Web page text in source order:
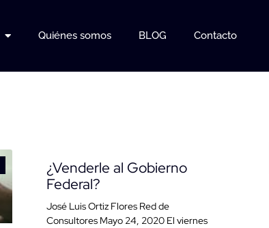
Quiénes somos BLOG Contacto
¿Venderle al Gobierno
Federal?
José Luis Ortiz Flores Red de
Consultores Mayo 24, 2020 El viernes